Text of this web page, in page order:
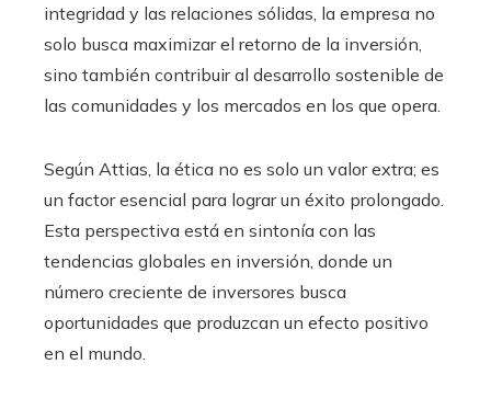
integridad y las relaciones sólidas, la empresa no
solo busca maximizar el retorno de la inversión,
sino también contribuir al desarrollo sostenible de
las comunidades y los mercados en los que opera.
Según Attias, la ética no es solo un valor extra; es
un factor esencial para lograr un éxito prolongado.
Esta perspectiva está en sintonía con las
tendencias globales en inversión, donde un
número creciente de inversores busca
oportunidades que produzcan un efecto positivo
en el mundo.